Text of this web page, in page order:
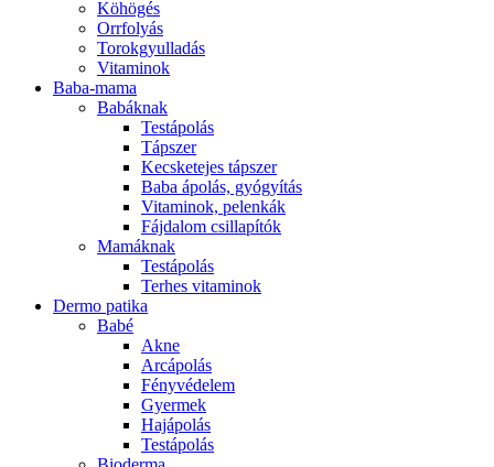
Köhögés
Orrfolyás
Torokgyulladás
Vitaminok
Baba-mama
Babáknak
Testápolás
Tápszer
Kecsketejes tápszer
Baba ápolás, gyógyítás
Vitaminok, pelenkák
Fájdalom csillapítók
Mamáknak
Testápolás
Terhes vitaminok
Dermo patika
Babé
Akne
Arcápolás
Fényvédelem
Gyermek
Hajápolás
Testápolás